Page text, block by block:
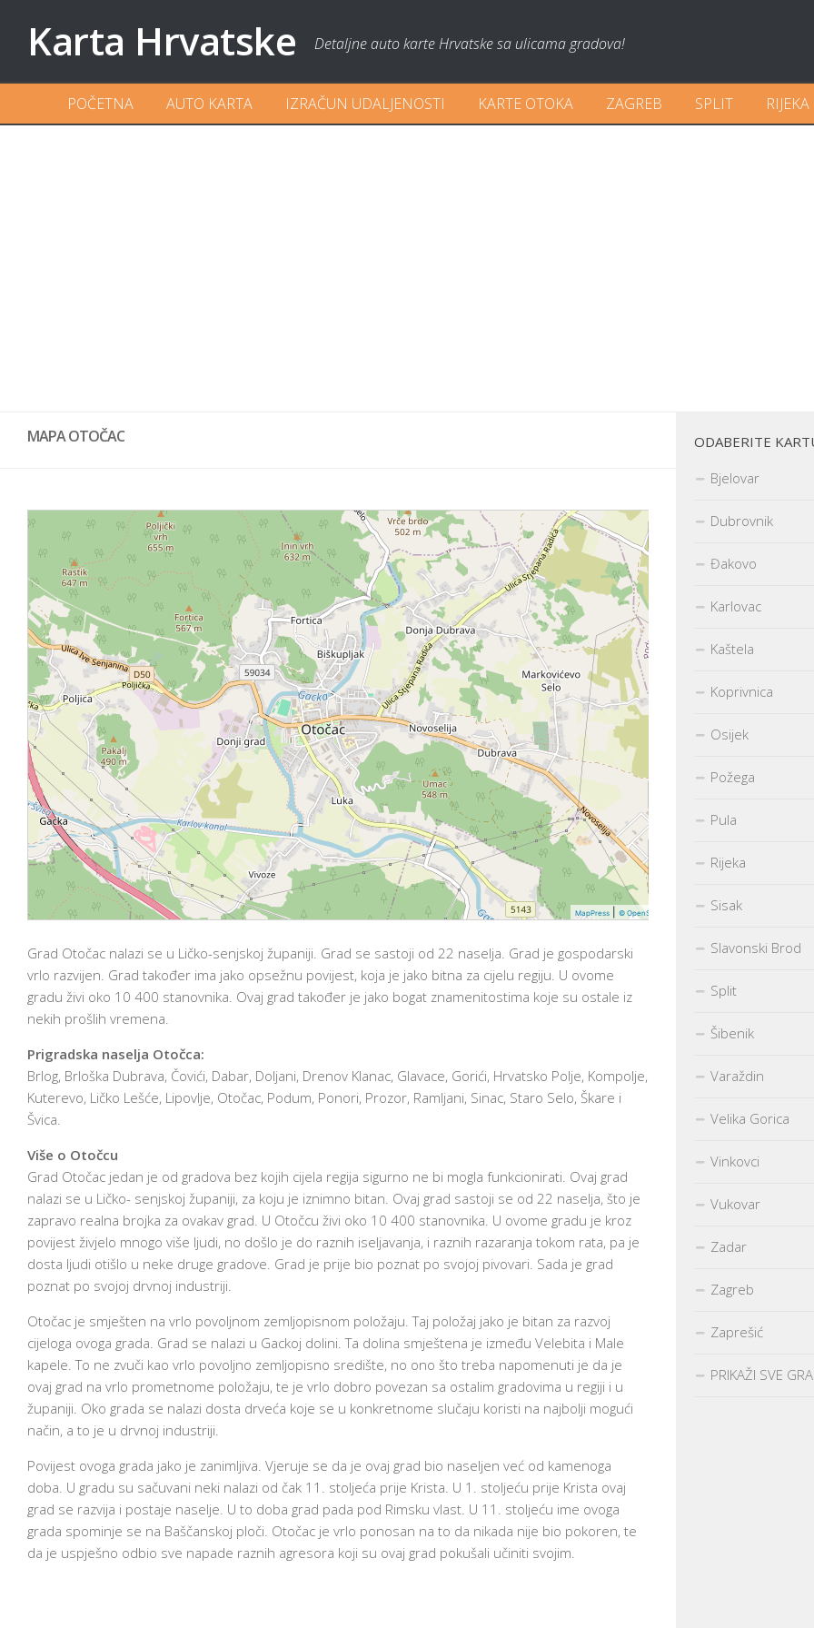
Karta Hrvatske Detaljne auto karte Hrvatske sa ulicama gradova!
POČETNA AUTO KARTA IZRAČUN UDALJENOSTI KARTE OTOKA ZAGREB SPLIT RIJEKA
MAPA OTOČAC
MapPress © OpenStreetMap
Grad Otočac nalazi se u Ličko-senjskoj županiji. Grad se sastoji od 22 naselja. Grad je gospodarski
vrlo razvijen. Grad također ima jako opsežnu povijest, koja je jako bitna za cijelu regiju. U ovome
gradu živi oko 10 400 stanovnika. Ovaj grad također je jako bogat znamenitostima koje su ostale iz
nekih prošlih vremena.
Prigradska naselja Otočca:
Brlog, Brloška Dubrava, Čovići, Dabar, Doljani, Drenov Klanac, Glavace, Gorići, Hrvatsko Polje, Kompolje,
Kuterevo, Ličko Lešće, Lipovlje, Otočac, Podum, Ponori, Prozor, Ramljani, Sinac, Staro Selo, Škare i
Švica.
Više o Otočcu
Grad Otočac jedan je od gradova bez kojih cijela regija sigurno ne bi mogla funkcionirati. Ovaj grad
nalazi se u Ličko- senjskoj županiji, za koju je iznimno bitan. Ovaj grad sastoji se od 22 naselja, što je
zapravo realna brojka za ovakav grad. U Otočcu živi oko 10 400 stanovnika. U ovome gradu je kroz
povijest živjelo mnogo više ljudi, no došlo je do raznih iseljavanja, i raznih razaranja tokom rata, pa je
dosta ljudi otišlo u neke druge gradove. Grad je prije bio poznat po svojoj pivovari. Sada je grad
poznat po svojoj drvnoj industriji.
Otočac je smješten na vrlo povoljnom zemljopisnom položaju. Taj položaj jako je bitan za razvoj
cijeloga ovoga grada. Grad se nalazi u Gackoj dolini. Ta dolina smještena je između Velebita i Male
kapele. To ne zvuči kao vrlo povoljno zemljopisno središte, no ono što treba napomenuti je da je
ovaj grad na vrlo prometnome položaju, te je vrlo dobro povezan sa ostalim gradovima u regiji i u
županiji. Oko grada se nalazi dosta drveća koje se u konkretnome slučaju koristi na najbolji mogući
način, a to je u drvnoj industriji.
Povijest ovoga grada jako je zanimljiva. Vjeruje se da je ovaj grad bio naseljen već od kamenoga
doba. U gradu su sačuvani neki nalazi od čak 11. stoljeća prije Krista. U 1. stoljeću prije Krista ovaj
grad se razvija i postaje naselje. U to doba grad pada pod Rimsku vlast. U 11. stoljeću ime ovoga
grada spominje se na Baščanskoj ploči. Otočac je vrlo ponosan na to da nikada nije bio pokoren, te
da je uspješno odbio sve napade raznih agresora koji su ovaj grad pokušali učiniti svojim.
ODABERITE
Bjelovar
Dubrovnik
Đakovo
Karlovac
Kaštela
Koprivnica
Osijek
Požega
Pula
Rijeka
Sisak
Slavonski Brod
Split
Šibenik
Varaždin
Velika Gorica
Vinkovci
Vukovar
Zadar
Zagreb
Zaprešić
PRIKAŽI SVE